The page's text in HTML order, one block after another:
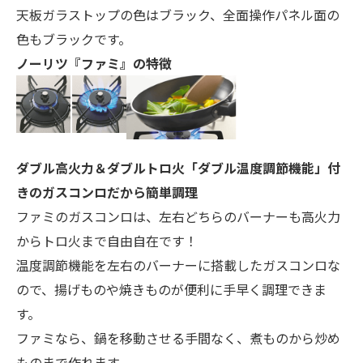
天板ガラストップの色はブラック、全面操作パネル面の
色もブラックです。
ノーリツ『ファミ』の特徴
ダブル高火力＆ダブルトロ火「ダブル温度調節機能」付
きのガスコンロだから簡単調理
ファミのガスコンロは、左右どちらのバーナーも高火力
からトロ火まで自由自在です！
温度調節機能を左右のバーナーに搭載したガスコンロな
ので、揚げものや焼きものが便利に手早く調理できま
す。
ファミなら、鍋を移動させる手間なく、煮ものから炒め